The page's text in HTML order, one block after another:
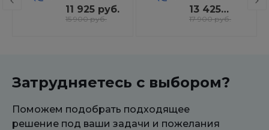
- региональная сеть
вашего сайта с
11 925 руб.
15 900 руб.
поисковой
оптимизации:
13 425
руб.
17 900 руб.
Затрудняетесь с выбором?
Поможем подобрать подходящее
решение под ваши задачи и пожелания